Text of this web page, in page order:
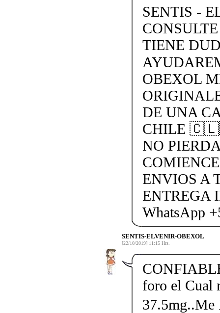
SENTIS -
TIENE
OBEXOL
DE UNA
CHILE
NO
ENVIOS A
ENTREGA
WhatsApp
SENTIS-ELVENIR-OBEXOL
[22/10/2019] 11:15 Hrs.
foro el Cual
37.5mg..Me